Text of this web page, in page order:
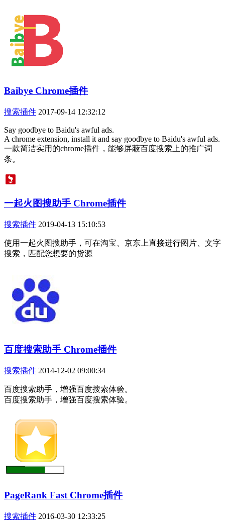
Baibye Chrome插件
搜索插件 2017-09-14 12:32:12
Say goodbye to Baidu's awful ads.
A chrome extension, install it and say goodbye to Baidu's awful ads.
一款简洁实用的chrome插件，能够屏蔽百度搜索上的推广词
条。
一起火图搜助手 Chrome插件
搜索插件 2019-04-13 15:10:53
使用一起火图搜助手，可在淘宝、京东上直接进行图片、文字
搜索，匹配您想要的货源
百度搜索助手 Chrome插件
搜索插件 2014-12-02 09:00:34
百度搜索助手，增强百度搜索体验。
百度搜索助手，增强百度搜索体验。
PageRank Fast Chrome插件
搜索插件 2016-03-30 12:33:25